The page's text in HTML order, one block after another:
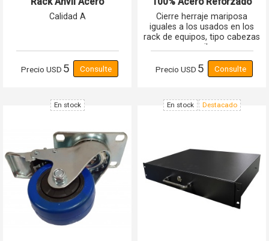
Reforzado
Calidad A
Precio USD 5
Cierre herraje mariposa
iguales a los usados en los
rack de equipos, tipo cabezas
moviles
Precio USD 5
En stock En stock Destacado